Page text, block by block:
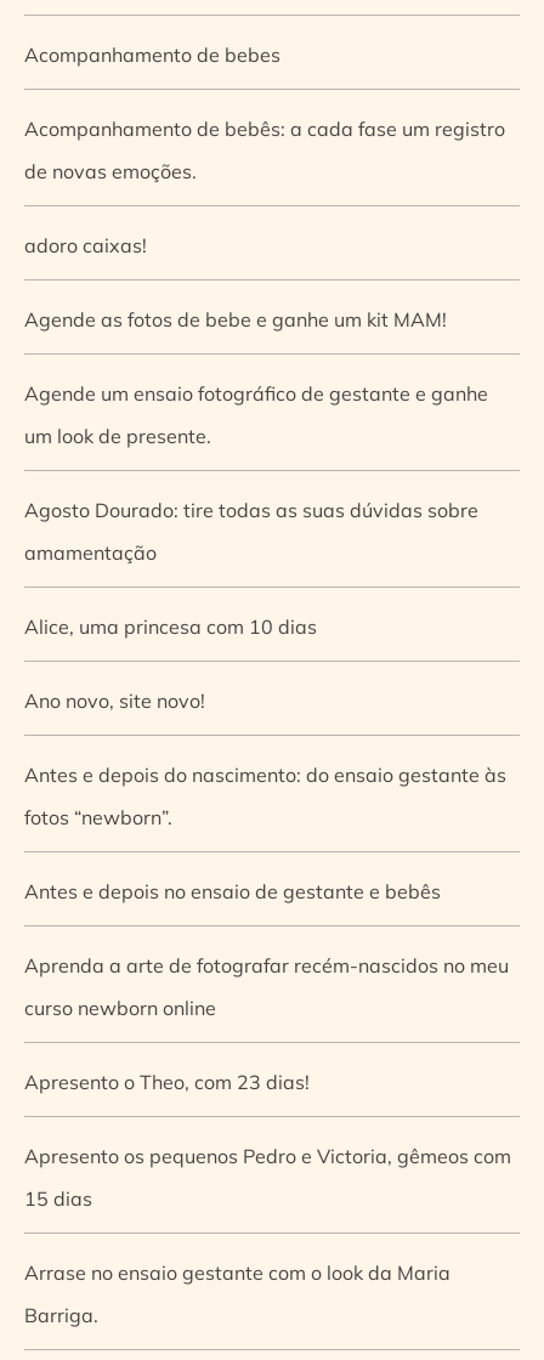
Acompanhamento de bebes
Acompanhamento de bebês: a cada fase um registro
de novas emoções.
adoro caixas!
Agende as fotos de bebe e ganhe um kit MAM!
Agende um ensaio fotográfico de gestante e ganhe
um look de presente.
Agosto Dourado: tire todas as suas dúvidas sobre
amamentação
Alice, uma princesa com 10 dias
Ano novo, site novo!
Antes e depois do nascimento: do ensaio gestante às
fotos “newborn”.
Antes e depois no ensaio de gestante e bebês
Aprenda a arte de fotografar recém-nascidos no meu
curso newborn online
Apresento o Theo, com 23 dias!
Apresento os pequenos Pedro e Victoria, gêmeos com
15 dias
Arrase no ensaio gestante com o look da Maria
Barriga.